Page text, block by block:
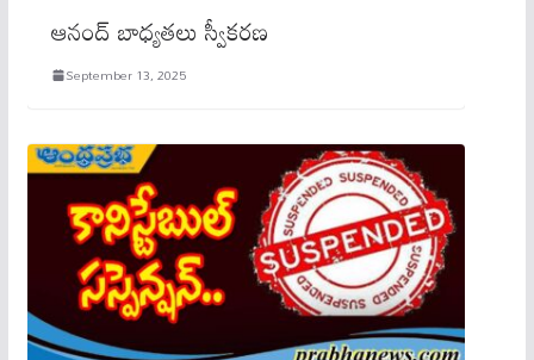
ఆనంద్ బాధ్యతలు స్వీకరణ
September 13, 2025